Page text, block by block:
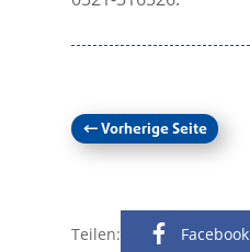
←Vorherige Seite
Teilen: Facebook